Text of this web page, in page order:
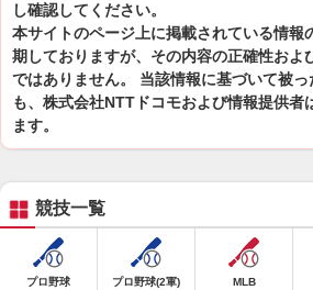
し確認してください。
本サイトのページ上に掲載されている情報
期しておりますが、その内容の正確性およ
ではありません。 当該情報に基づいて被
も、株式会社NTTドコモおよび情報提供者
ます。
競技一覧
プロ野球 プロ野球(2軍) MLB